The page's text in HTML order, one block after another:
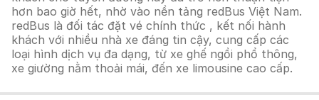
hơn bao giờ hết, nhờ vào nền tảng redBus Việt Nam.
redBus là đối tác đặt vé chính thức , kết nối hành
khách với nhiều nhà xe đáng tin cậy, cung cấp các
loại hình dịch vụ đa dạng, từ xe ghế ngồi phổ thông,
xe giường nằm thoải mái, đến xe limousine cao cấp.